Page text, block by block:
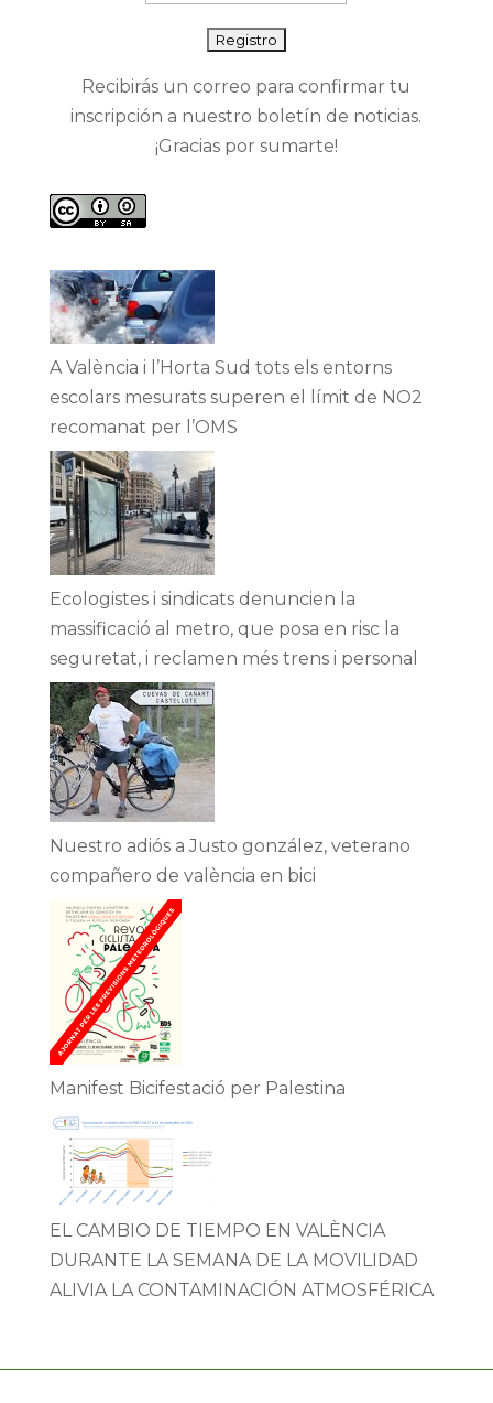
Recibirás un correo para confirmar tu
inscripción a nuestro boletín de noticias.
¡Gracias por sumarte!
A València i l’Horta Sud tots els entorns
escolars mesurats superen el límit de NO2
recomanat per l’OMS
Ecologistes i sindicats denuncien la
massificació al metro, que posa en risc la
seguretat, i reclamen més trens i personal
Nuestro adiós a Justo gonzález, veterano
compañero de valència en bici
Manifest Bicifestació per Palestina
EL CAMBIO DE TIEMPO EN VALÈNCIA
DURANTE LA SEMANA DE LA MOVILIDAD
ALIVIA LA CONTAMINACIÓN ATMOSFÉRICA